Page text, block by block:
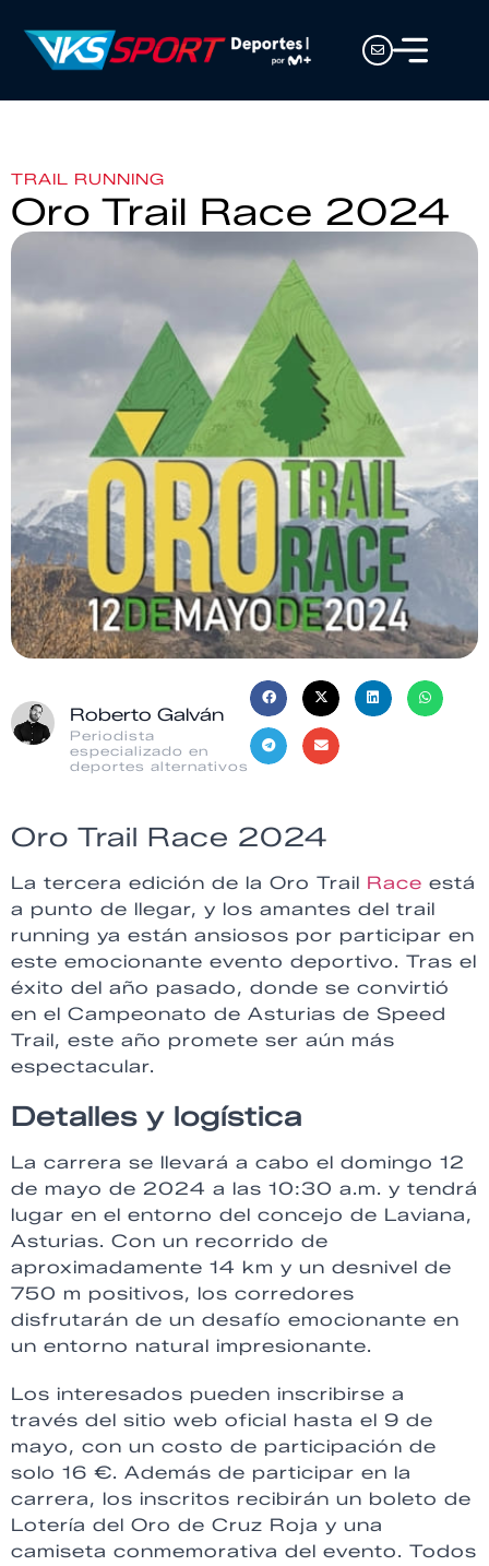
TRAIL RUNNING
Oro Trail Race 2024
Roberto Galván
Periodista
especializado en
deportes alternativos
Oro Trail Race 2024
La tercera edición de la Oro Trail Race está
a punto de llegar, y los amantes del trail
running ya están ansiosos por participar en
este emocionante evento deportivo. Tras el
éxito del año pasado, donde se convirtió
en el Campeonato de Asturias de Speed
Trail, este año promete ser aún más
espectacular.
Detalles y logística
La carrera se llevará a cabo el domingo 12
de mayo de 2024 a las 10:30 a.m. y tendrá
lugar en el entorno del concejo de Laviana,
Asturias. Con un recorrido de
aproximadamente 14 km y un desnivel de
750 m positivos, los corredores
disfrutarán de un desafío emocionante en
un entorno natural impresionante.
Los interesados ​​pueden inscribirse a
través del sitio web oficial hasta el 9 de
mayo, con un costo de participación de
solo 16 €. Además de participar en la
carrera, los inscritos recibirán un boleto de
Lotería del Oro de Cruz Roja y una
camiseta conmemorativa del evento. Todos